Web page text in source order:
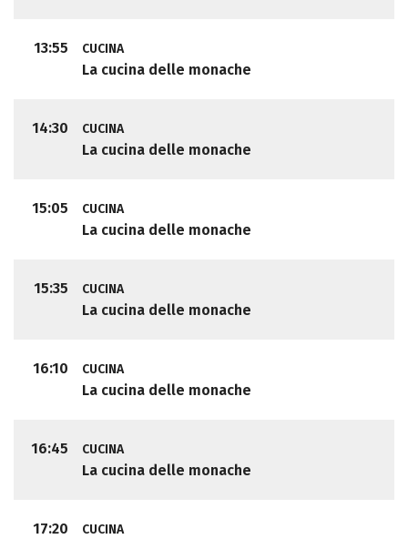
13:55 CUCINA
La cucina delle monache
14:30 CUCINA
La cucina delle monache
15:05 CUCINA
La cucina delle monache
15:35 CUCINA
La cucina delle monache
16:10 CUCINA
La cucina delle monache
16:45 CUCINA
La cucina delle monache
17:20 CUCINA